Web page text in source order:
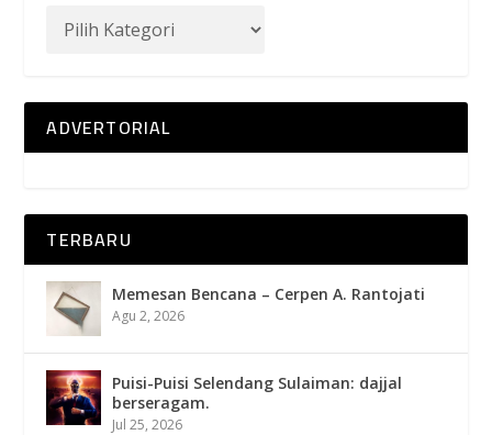
ADVERTORIAL
TERBARU
Memesan Bencana – Cerpen A. Rantojati
Agu 2, 2026
Puisi-Puisi Selendang Sulaiman: dajjal
berseragam.
Jul 25, 2026